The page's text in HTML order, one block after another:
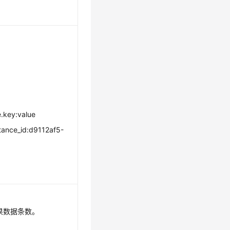
据条数。